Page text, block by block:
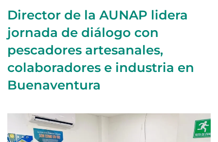
Director de la AUNAP lidera
jornada de diálogo con
pescadores artesanales,
colaboradores e industria en
Buenaventura